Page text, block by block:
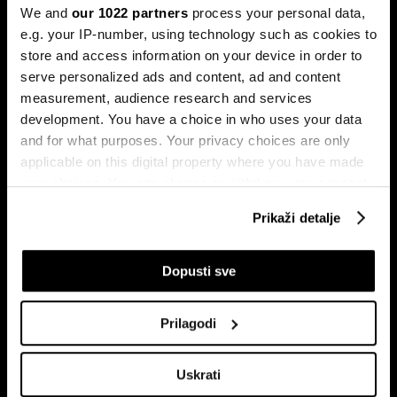
We and our 1022 partners process your personal data,
e.g. your IP-number, using technology such as cookies to
store and access information on your device in order to
serve personalized ads and content, ad and content
measurement, audience research and services
development. You have a choice in who uses your data
and for what purposes. Your privacy choices are only
applicable on this digital property where you have made
your choices. You can change or withdraw your consent
If you allow, we would also like to:
Collect information about your geographical
Identify your device by actively scanning it for
specific characteristics (fingerprinting)
Prikaži detalje
Dopusti sve
Prilagodi
Uskrati
Digitalni tempo: Zašto su real-
time podaci ključ
konkurentnosti
Stručnjaci složni - Nema
cjelogodišnjeg turizma bez
ozbiljnih ulaganja
Odnos Amerike i Rusije ključan
Stručnjaci složni - Putin će na
Aljasci dobiti puno više od
Trumpa